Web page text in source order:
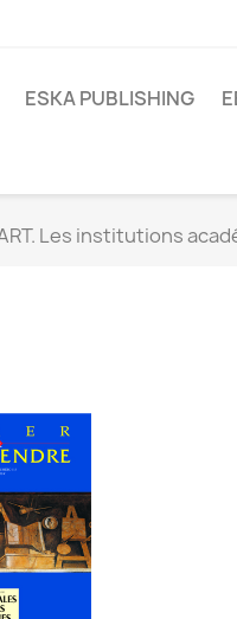
ESKA PUBLISHING
ART. Les institutions